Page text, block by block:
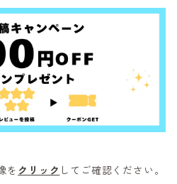
を クリック してご確認ください。